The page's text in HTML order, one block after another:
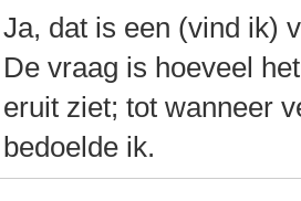
Ja, dat is een (vind ik)
De vraag is hoeveel
eruit ziet; tot wanneer
bedoelde ik.